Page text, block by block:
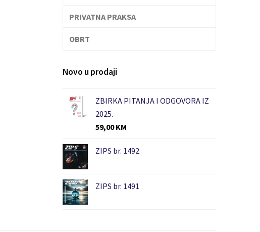
PRIVATNA PRAKSA
OBRT
Novo u prodaji
ZBIRKA PITANJA I ODGOVORA IZ
2025.
59,00KM
ZIPS br. 1492
ZIPS br. 1491